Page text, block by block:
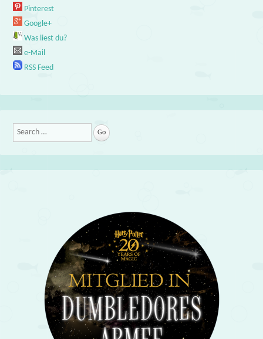
Pinterest
Google+
Was liest du?
e-Mail
RSS Feed
Search